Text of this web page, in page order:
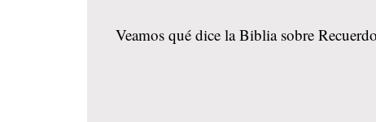
Veamos qué dice la Biblia sobre